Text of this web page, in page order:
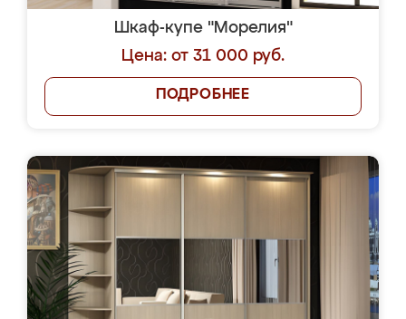
Шкаф-купе "Морелия"
Цена: от 31 000 руб.
ПОДРОБНЕЕ